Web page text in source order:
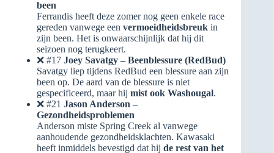
been
Ferrandis heeft deze zomer nog geen enkele race
gereden vanwege een vermoeidheidsbreuk in
zijn been. Het is onwaarschijnlijk dat hij dit
seizoen nog terugkeert.
❌ #17 Joey Savatgy – Beenblessure (RedBud)
Savatgy liep tijdens RedBud een blessure aan zijn
been op. De aard van de blessure is niet
gespecificeerd, maar hij mist ook Washougal.
❌ #21 Jason Anderson –
Gezondheidsproblemen
Anderson miste Spring Creek al vanwege
aanhoudende gezondheidsklachten. Kawasaki
heeft inmiddels bevestigd dat hij de rest van het